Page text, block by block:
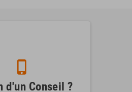
phone_iphone
d'un Conseil ?